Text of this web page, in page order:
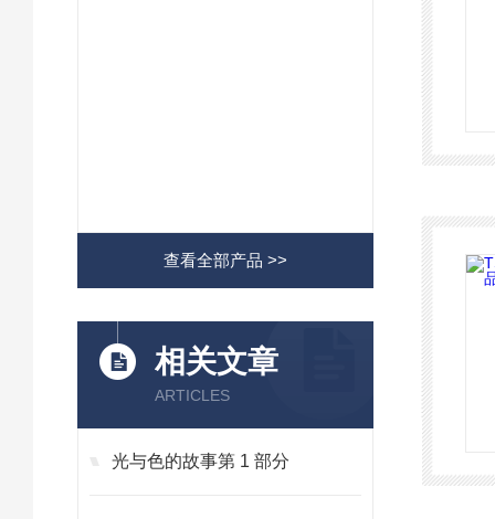
查看全部产品 >>
相关文章
ARTICLES
光与色的故事第 1 部分